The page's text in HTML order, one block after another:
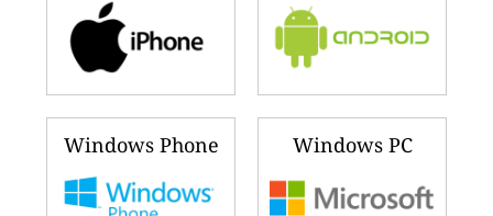
Windows Phone Windows PC